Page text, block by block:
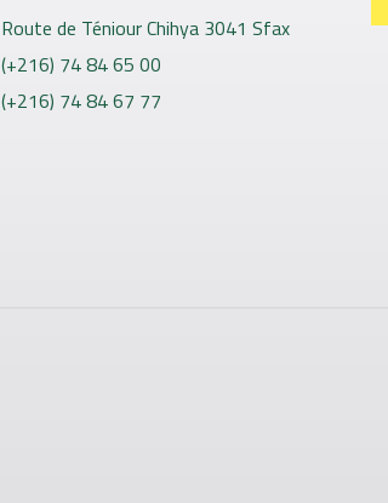
Route de Téniour Chihya 3041 Sfax
(+216) 74 84 65 00
(+216) 74 84 67 77